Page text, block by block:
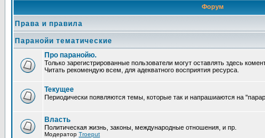
Форум
Права и правила
Паранойи тематические
Про паранойю.
Только зарегистрированные пользователи могут оставлять здесь
Читать рекомендую всем, для адекватного восприятия ресурса.
Текущее
Периодически появляются темы, которые так и напрашиаются на
Власть
Политическая жизнь, законы, международные отношения, и пр.
Модератор Troeput